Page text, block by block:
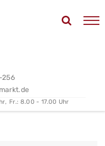
256
Fr.: 8.00 - 17.00 Uhr